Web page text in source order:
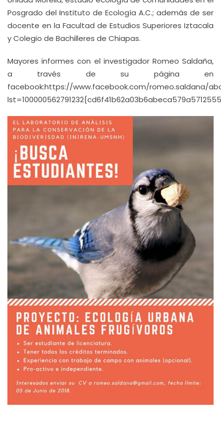
Posgrado del Instituto de Ecología A.C.; además de ser
docente en la Facultad de Estudios Superiores Iztacala
y Colegio de Bachilleres de Chiapas.
Mayores informes con el investigador Romeo Saldaña,
a través de su página en
facebook:https://www.facebook.com/romeo.saldana/